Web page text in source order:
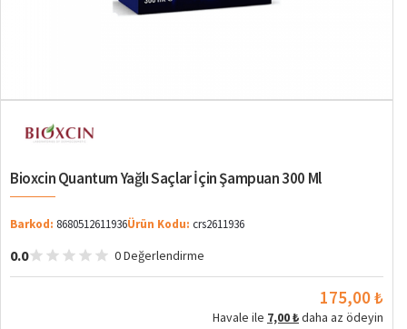
Bioxcin Quantum Yağlı Saçlar İçin Şampuan 300 Ml
Barkod: 8680512611936Ürün Kodu: crs2611936
0.0 0 Değerlendirme
175,00 ₺
Havale ile 7,00 ₺daha az ödeyin